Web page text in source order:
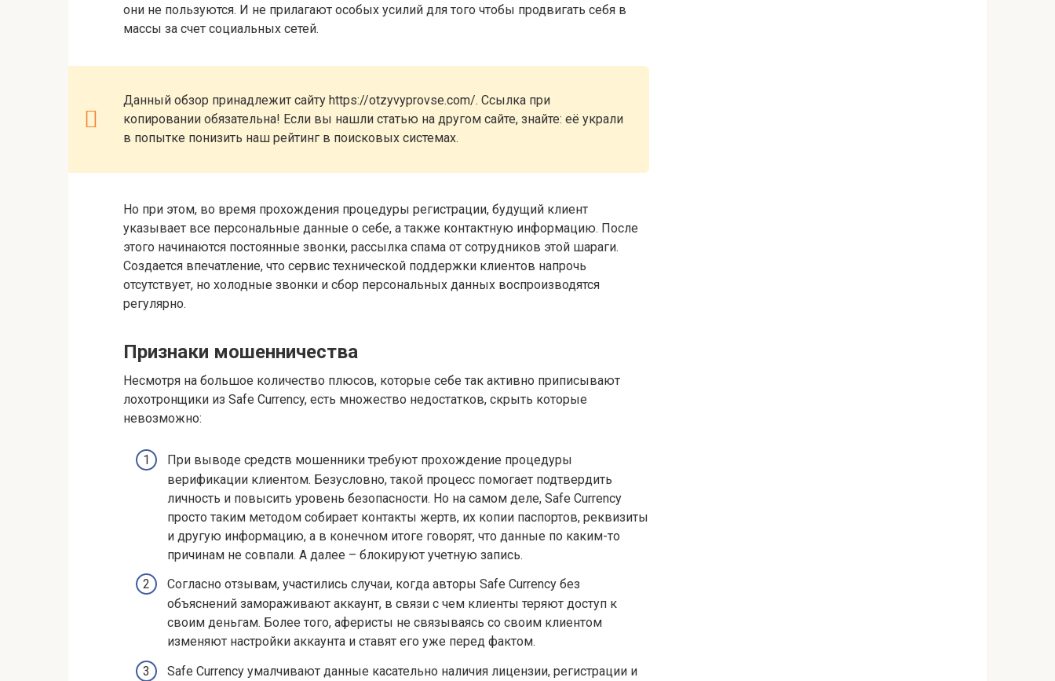
они не пользуются. И не прилагают особых усилий для того чтобы продвигать себя в
массы за счет социальных сетей.
Данный обзор принадлежит сайту https://otzyvyprovse.com/. Ссылка при
копировании обязательна! Если вы нашли статью на другом сайте, знайте: её украли
в попытке понизить наш рейтинг в поисковых системах.
Но при этом, во время прохождения процедуры регистрации, будущий клиент
указывает все персональные данные о себе, а также контактную информацию. После
этого начинаются постоянные звонки, рассылка спама от сотрудников этой шараги.
Создается впечатление, что сервис технической поддержки клиентов напрочь
отсутствует, но холодные звонки и сбор персональных данных воспроизводятся
регулярно.
Признаки мошенничества
Несмотря на большое количество плюсов, которые себе так активно приписывают
лохотронщики из Safe Currency, есть множество недостатков, скрыть которые
невозможно:
При выводе средств мошенники требуют прохождение процедуры
верификации клиентом. Безусловно, такой процесс помогает подтвердить
личность и повысить уровень безопасности. Но на самом деле, Safe Currency
просто таким методом собирает контакты жертв, их копии паспортов, реквизиты
и другую информацию, а в конечном итоге говорят, что данные по каким-то
причинам не совпали. А далее – блокируют учетную запись.
Согласно отзывам, участились случаи, когда авторы Safe Currency без
объяснений замораживают аккаунт, в связи с чем клиенты теряют доступ к
своим деньгам. Более того, аферисты не связываясь со своим клиентом
изменяют настройки аккаунта и ставят его уже перед фактом.
Safe Currency умалчивают данные касательно наличия лицензии, регистрации и